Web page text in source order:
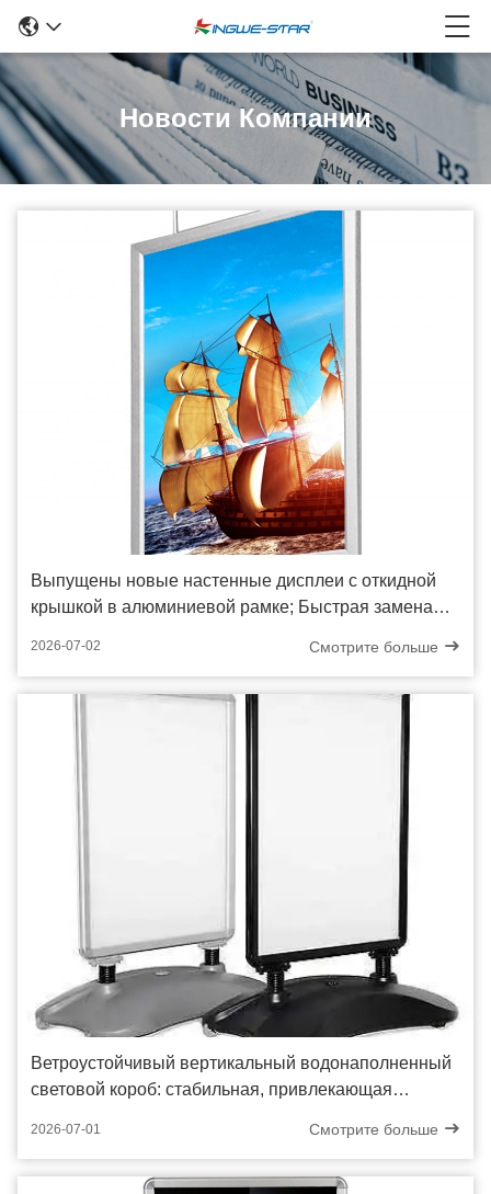
Новости Компании
Выпущены новые настенные дисплеи с откидной
крышкой в ​​алюминиевой рамке; Быстрая замена
2026-07-02 Смотрите больше
Ветроустойчивый вертикальный водонаполненный
световой короб: стабильная, привлекающая
2026-07-01 Смотрите больше